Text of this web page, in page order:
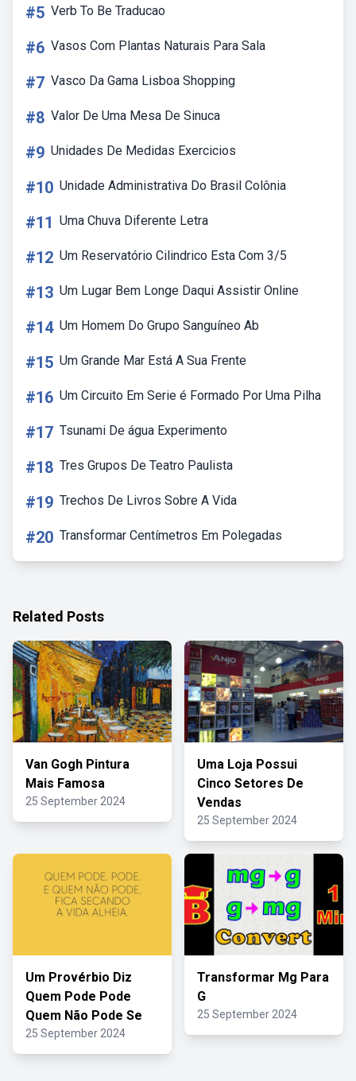
#5 Verb To Be Traducao
#6 Vasos Com Plantas Naturais Para Sala
#7 Vasco Da Gama Lisboa Shopping
#8 Valor De Uma Mesa De Sinuca
#9 Unidades De Medidas Exercicios
#10 Unidade Administrativa Do Brasil Colônia
#11 Uma Chuva Diferente Letra
#12 Um Reservatório Cilindrico Esta Com 3/5
#13 Um Lugar Bem Longe Daqui Assistir Online
#14 Um Homem Do Grupo Sanguíneo Ab
#15 Um Grande Mar Está A Sua Frente
#16 Um Circuito Em Serie é Formado Por Uma Pilha
#17 Tsunami De água Experimento
#18 Tres Grupos De Teatro Paulista
#19 Trechos De Livros Sobre A Vida
#20 Transformar Centímetros Em Polegadas
Related Posts
Van Gogh Pintura
Mais Famosa
25 September 2024
Uma Loja Possui
Cinco Setores De
Vendas
25 September 2024
Um Provérbio Diz
Quem Pode Pode
Quem Não Pode Se
25 September 2024
Transformar Mg Para
G
25 September 2024